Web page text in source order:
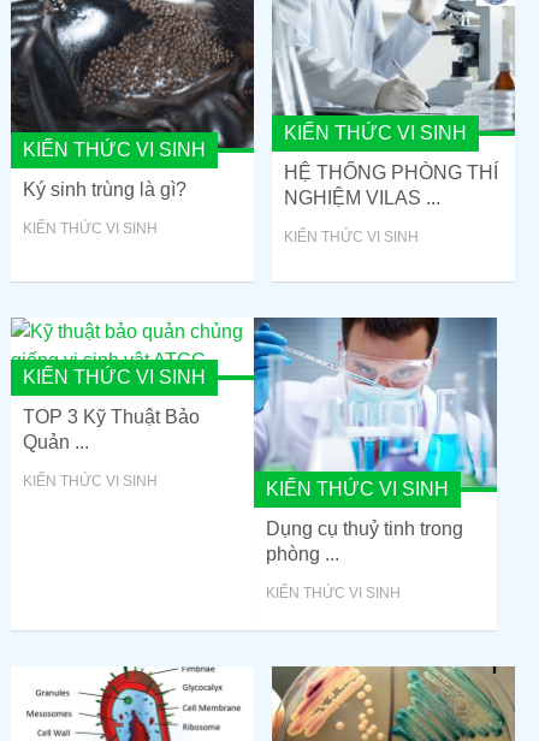
KIẾN THỨC VI SINH
Ký sinh trùng là gì?
KIẾN THỨC VI SINH
KIẾN THỨC VI SINH
HỆ THỐNG PHÒNG THÍ
NGHIỆM VILAS ...
KIẾN THỨC VI SINH
KIẾN THỨC VI SINH
TOP 3 Kỹ Thuật Bảo
Quản ...
KIẾN THỨC VI SINH
KIẾN THỨC VI SINH
Dụng cụ thuỷ tinh trong
phòng ...
KIẾN THỨC VI SINH